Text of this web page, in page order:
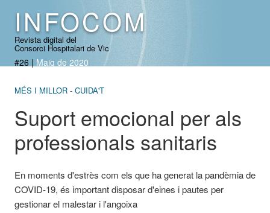
INFOCOM
Revista digital del
Consorci Hospitalari de Vic
#26 | Maig de 2020
MÉS I MILLOR CUIDA'T
Suport emocional per als
professionals sanitaris
En moments d'estrès com els que ha generat la pandèmia de
COVID-19, és important disposar d'eines i pautes per
gestionar el malestar i l'angoixa